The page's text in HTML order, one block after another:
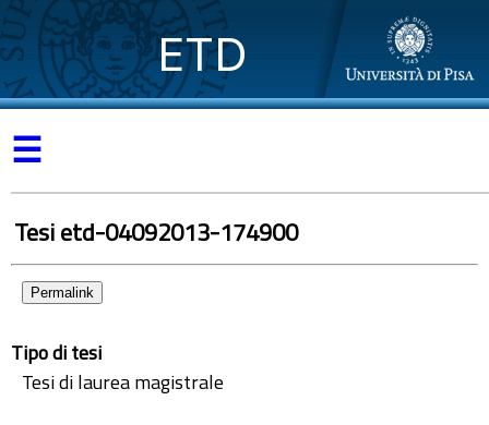
ETD
☰
Tesi etd-04092013-174900
Permalink
Tipo di tesi
Tesi di laurea magistrale